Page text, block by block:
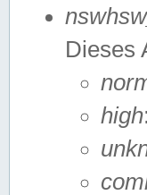
Dieses
high